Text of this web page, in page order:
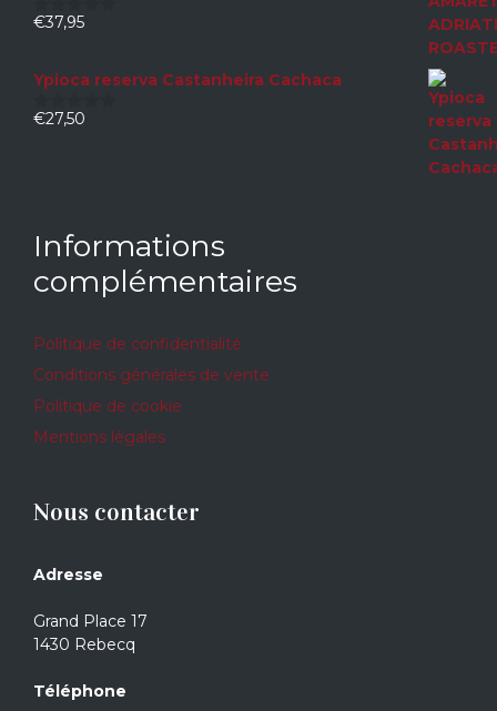
0
€37,95
Ypioca reserva Castanheira Cachaca
0
€27,50
Informations
complémentaires
Politique de confidentialité
Conditions générales de vente
Politique de cookie
Mentions légales
Nous contacter
Adresse
Grand Place 17
1430 Rebecq
Téléphone